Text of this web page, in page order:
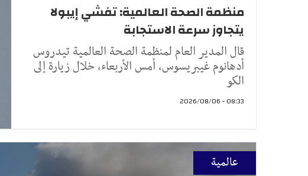
منظمة الصحة العالمية: تفشي إيبولا
يتجاوز سرعة الاستجابة
قال المدير العام لمنظمة الصحة العالمية تيدروس
أدهانوم غيبريسوس، أمس الأربعاء، خلال زيارة إلى
الكو
08:33 - 2026/08/06
عالمية